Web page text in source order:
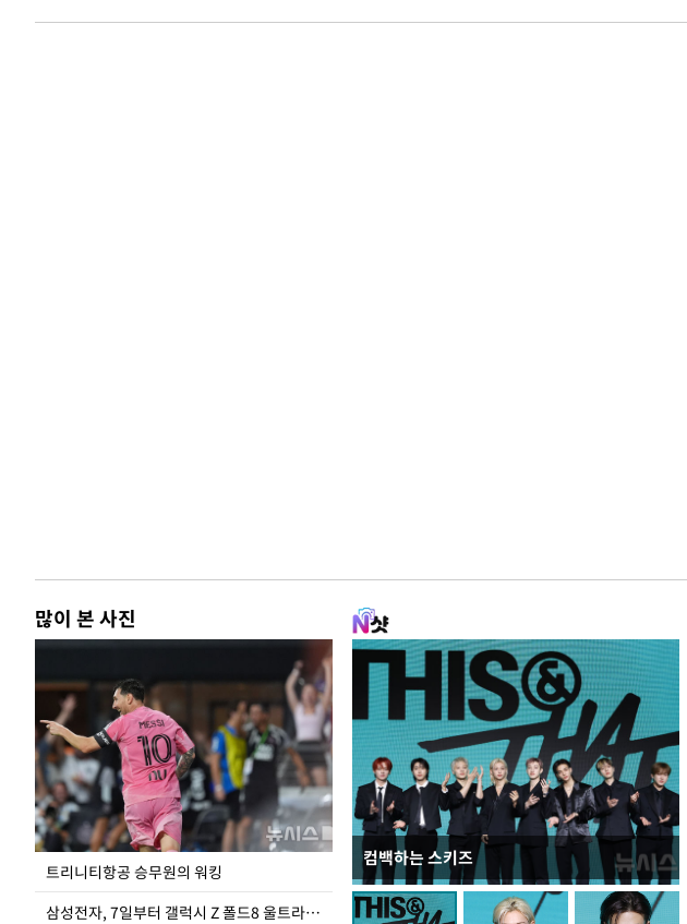
1시간 전 >[속보]원·달러 환율, 0.7원 내린 1423.8원 마감
많이 본 사진
트리니티항공 승무원의 워킹
삼성전자, 7일부터 갤럭시 Z 폴드8 울트라·폴드8·플립8 출시
컴백하는 스키즈
입추 하루 앞둔 전남광주… 열화상 카메라에 담긴
폭염